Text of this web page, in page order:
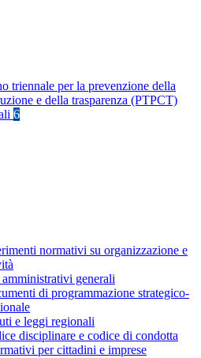
triennale per la prevenzione della
e della trasparenza (PTPCT)
6
normativi su organizzazione e
generali
di programmazione strategico-
e leggi regionali
disciplinare e codice di condotta
per cittadini e imprese